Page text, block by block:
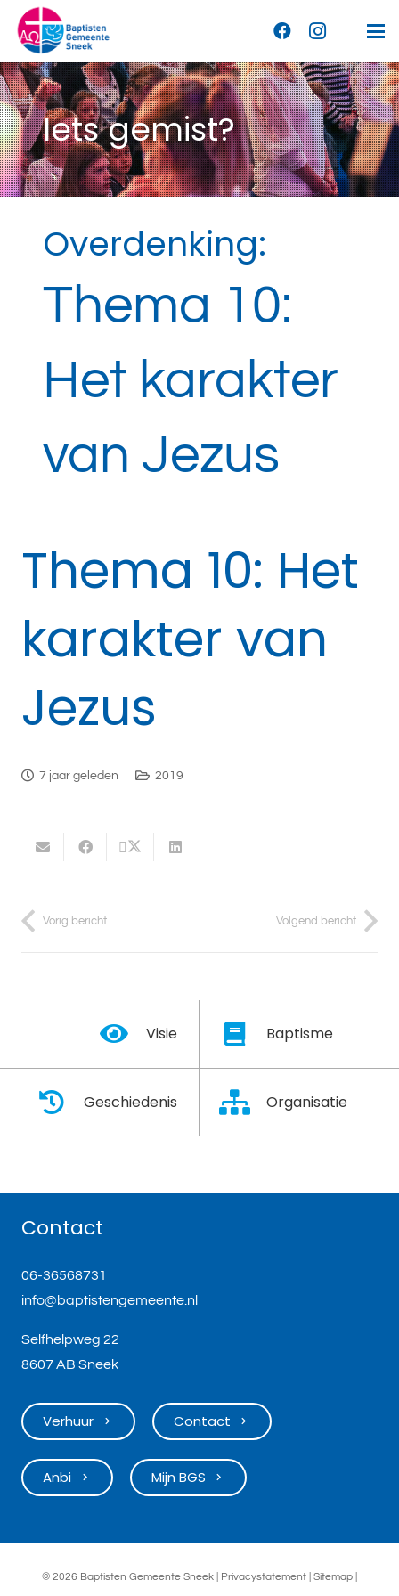
Iets gemist?
Overdenking:
Thema 10:
Het karakter
van Jezus
Thema 10: Het
karakter van
Jezus
7 jaar geleden 2019
Vorig bericht Volgend bericht
Visie Baptisme
Geschiedenis Organisatie
Contact
06-36568731
info@baptistengemeente.nl
Selfhelpweg 22
8607 AB Sneek
Verhuur keyboard_arrow_right Contact keyboard_arrow_right
Anbi keyboard_arrow_right Mijn BGS keyboard_arrow_right
© 2026 Baptisten Gemeente Sneek | Privacystatement Sitemap